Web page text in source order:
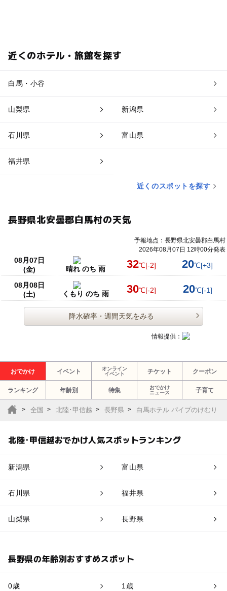
近くのホテル・旅館を探す
白馬・小谷
山梨県 新潟県
石川県 富山県
福井県
近くのスポットを探す
長野県北安曇郡白馬村の天気
予報地点：長野県北安曇郡白馬村
2026年08月07日 12時00分発表
08月07日
(金)
晴れ のち 雨 32℃[-2] 20℃[+3]
08月08日
(土)
くもり のち 雨 30℃[-2] 20℃[-1]
降水確率・週間天気をみる
情報提供：
おでかけ イベント
オンライン
イベント
チケット クーポン
ランキング 年齢別 特集
おでかけ
ニュース
子育て
全国 北陸･甲信越 長野県 白馬ホテル パイプのけむり
北陸･甲信越おでかけ人気スポットランキング
新潟県 富山県
石川県 福井県
山梨県 長野県
長野県の年齢別おすすめスポット
0歳 1歳